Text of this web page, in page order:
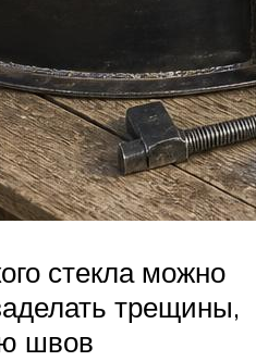
стекла можно
трещины,
швов